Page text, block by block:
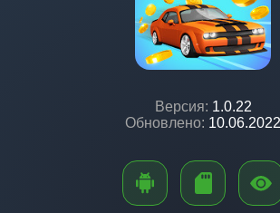
Версия: 1.0.22
Обновлено: 10.06.2022